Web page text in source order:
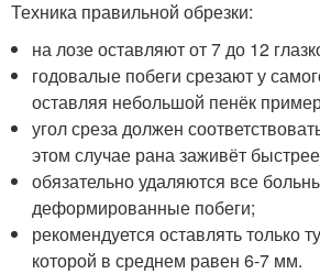
Техника правильной обрезки:
на лозе оставляют от 7 до 12
годовалые побеги срезают у
оставляя небольшой пенёк
угол среза должен
этом случае рана заживёт
обязательно удаляются все
деформированные побеги;
рекомендуется оставлять только
которой в среднем равен 6-7 мм.